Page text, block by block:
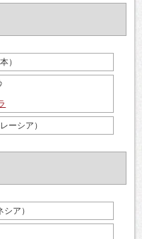
）
ーシア）
ア）